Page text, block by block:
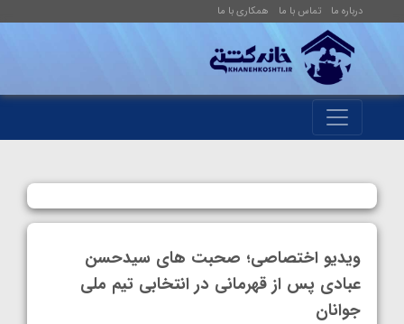
درباره ما تماس با ما همکاری با ما
ویدیو اختصاصی؛ صحبت های سیدحسن
عبادی پس از قهرمانی در انتخابی تیم ملی
جوانان